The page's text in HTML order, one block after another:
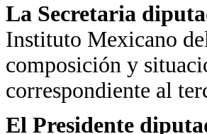
La Secretaria
Instituto Mexicano
composición y
correspondiente al
El Presidente